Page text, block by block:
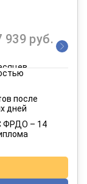
939 руб.
после
дней
ФРДО – 14